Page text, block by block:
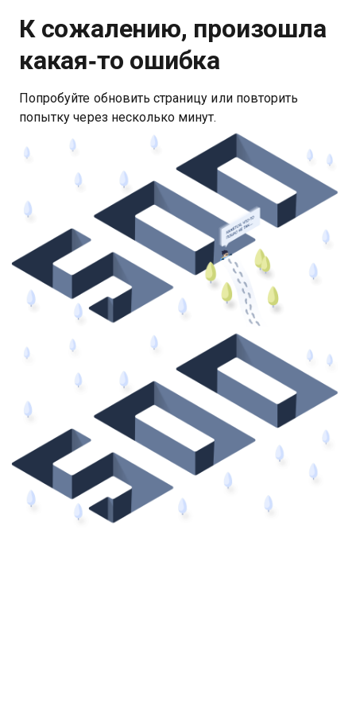
К сожалению, произошла
какая‑то ошибка
Попробуйте обновить страницу или повторить
попытку через несколько минут.